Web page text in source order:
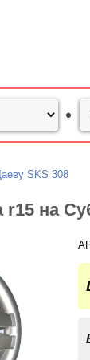
SKS 308
r15 на